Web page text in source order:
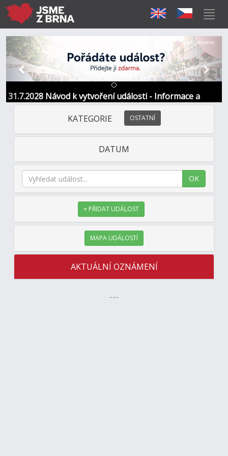
31.7.2028 Návod k vytvoření události - Informace a
kontakt
Předchozí Další
Sponzorováno
KATEGORIE OSTATNÍ
DATUM
OK
+ PŘIDAT UDÁLOST
MAPA UDÁLOSTÍ
AKTUÁLNÍ OZNÁMENÍ
---